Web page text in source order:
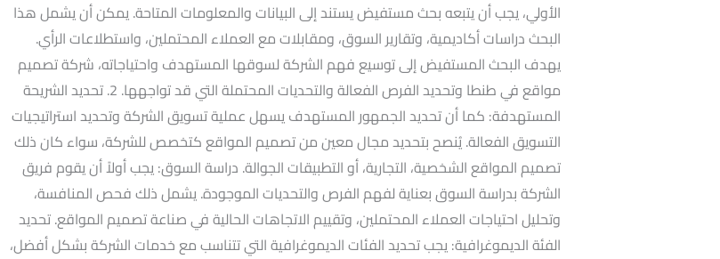
الأولي، يجب أن يتبعه بحث مستفيض يستند إلى البيانات والمعلومات المتاحة. يمكن أن يشمل هذا
البحث دراسات أكاديمية، وتقارير السوق، ومقابلات مع العملاء المحتملين، واستطلاعات الرأي.
يهدف البحث المستفيض إلى توسيع فهم الشركة لسوقها المستهدف واحتياجاته، شركة تصميم
مواقع في طنطا وتحديد الفرص الفعالة والتحديات المحتملة التي قد تواجهها. 2. تحديد الشريحة
المستهدفة: كما أن تحديد الجمهور المستهدف يسهل عملية تسويق الشركة وتحديد استراتيجيات
التسويق الفعالة. يُنصح بتحديد مجال معين من تصميم المواقع كتخصص للشركة، سواء كان ذلك
تصميم المواقع الشخصية، التجارية، أو التطبيقات الجوالة. دراسة السوق: يجب أولاً أن يقوم فريق
الشركة بدراسة السوق بعناية لفهم الفرص والتحديات الموجودة. يشمل ذلك فحص المنافسة،
وتحليل احتياجات العملاء المحتملين، وتقييم الاتجاهات الحالية في صناعة تصميم المواقع. تحديد
الفئة الديموغرافية: يجب تحديد الفئات الديموغرافية التي تتناسب مع خدمات الشركة بشكل أفضل،